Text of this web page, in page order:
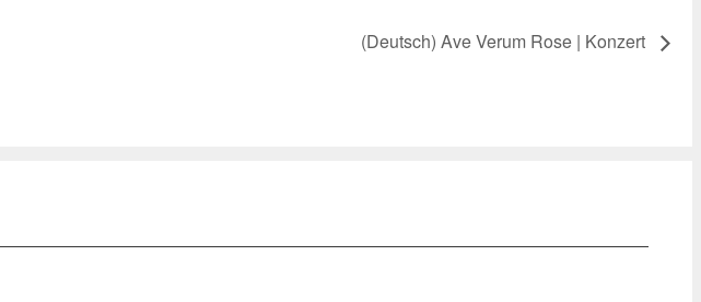
(Deutsch) Ave Verum Rose | Konzert